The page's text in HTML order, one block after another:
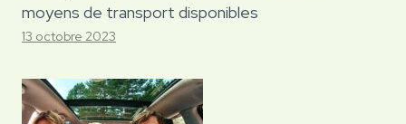
moyens de transport disponibles
13 octobre 2023